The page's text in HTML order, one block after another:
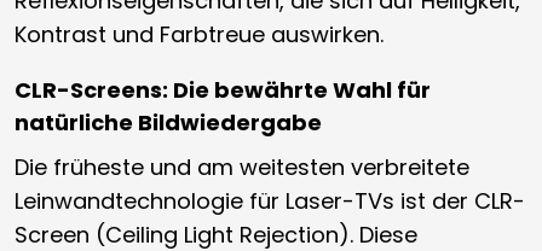
Kontrast und Farbtreue auswirken.
CLR-Screens: Die bewährte Wahl für
natürliche Bildwiedergabe
Die früheste und am weitesten verbreitete
Leinwandtechnologie für Laser-TVs ist der CLR-
Screen (Ceiling Light Rejection). Diese